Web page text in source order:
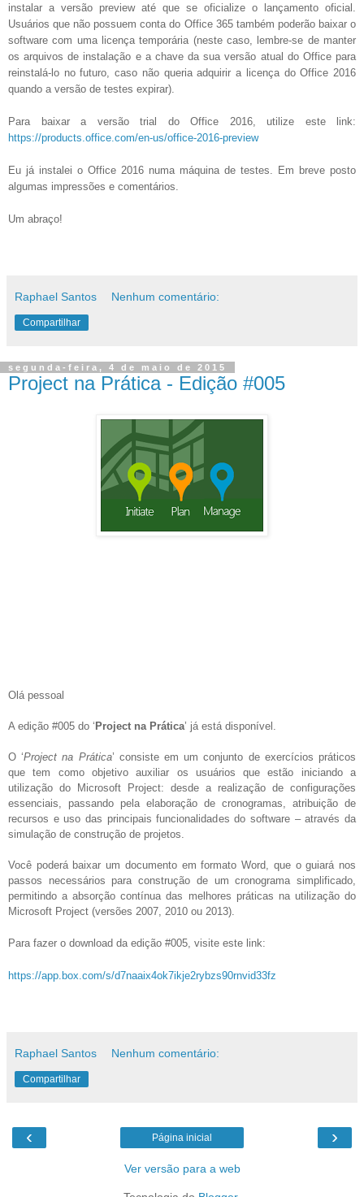
instalar a versão preview até que se oficialize o lançamento oficial.
Usuários que não possuem conta do Office 365 também poderão baixar o
software com uma licença temporária (neste caso, lembre-se de manter
os arquivos de instalação e a chave da sua versão atual do Office para
reinstalá-lo no futuro, caso não queria adquirir a licença do Office 2016
quando a versão de testes expirar).
Para baixar a versão trial do Office 2016, utilize este link:
https://products.office.com/en-us/office-2016-preview
Eu já instalei o Office 2016 numa máquina de testes. Em breve posto
algumas impressões e comentários.
Um abraço!
Raphael Santos Nenhum comentário:
Compartilhar
segunda-feira, 4 de maio de 2015
Project na Prática - Edição #005
Olá pessoal
A edição #005 do ‘ Project na Prática’ já está disponível.
O ‘Project na Prática’ consiste em um conjunto de exercícios práticos
que tem como objetivo auxiliar os usuários que estão iniciando a
utilização do Microsoft Project: desde a realização de configurações
essenciais, passando pela elaboração de cronogramas, atribuição de
recursos e uso das principais funcionalidades do software – através da
simulação de construção de projetos.
Você poderá baixar um documento em formato Word, que o guiará nos
passos necessários para construção de um cronograma simplificado,
permitindo a absorção contínua das melhores práticas na utilização do
Microsoft Project (versões 2007, 2010 ou 2013).
Para fazer o download da edição #005, visite este link:
https://app.box.com/s/d7naaix4ok7ikje2rybzs90rnvid33fz
Raphael Santos Nenhum comentário:
Compartilhar
‹ ›
Página inicial
Ver versão para a web